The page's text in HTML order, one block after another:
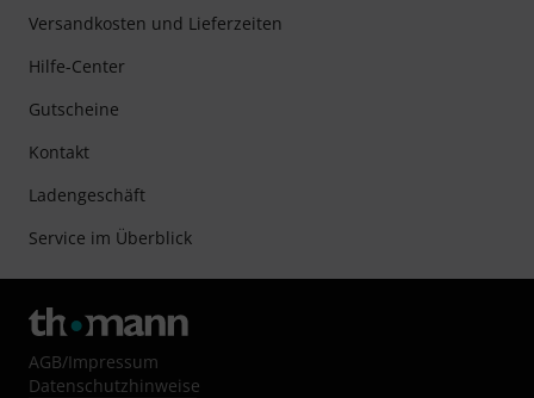
Versandkosten und Lieferzeiten
Hilfe-Center
Gutscheine
Kontakt
Ladengeschäft
Service im Überblick
AGB/Impressum
Datenschutzhinweise